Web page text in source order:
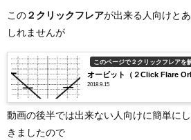
この２クリックフレアが出来る人向けと
しれませんが
このページで２クリックフレアを
オービット（２Click Flare
2018.9.15
動画の後半では出来ない人向けに簡単に
きましたので